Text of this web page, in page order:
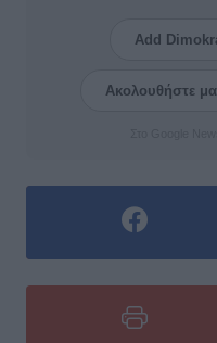
Add
Ακολουθήστε